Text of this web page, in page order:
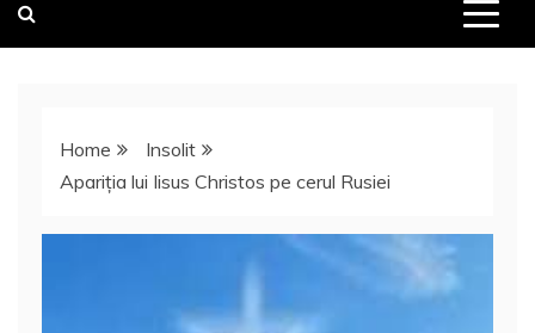
Home
Insolit
Apariţia lui Iisus Christos pe cerul Rusiei